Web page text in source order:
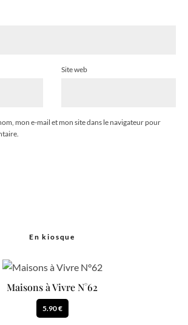
Site web
mon e-mail et mon site dans le navigateur pour
En kiosque
Maisons à Vivre N°62
5.90 €